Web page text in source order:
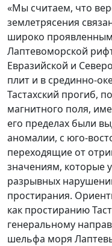
«Мы считаем, что
землетрясения
широко
Лаптевоморской
Евразийской и
плит и в срединно-
Тастахский прогиб,
магнитного поля,
его пределах были
аномалии, с юго-
переходящие от
значениям, которые
разрывных
простирания.
как простиранию
генеральному
шельфа моря